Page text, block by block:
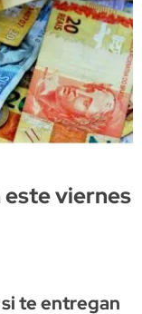
este viernes
te entregan